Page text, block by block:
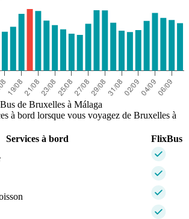
de Bruxelles à Málaga
à bord lorsque vous voyagez de Bruxelles à
Services à bord
FlixBus